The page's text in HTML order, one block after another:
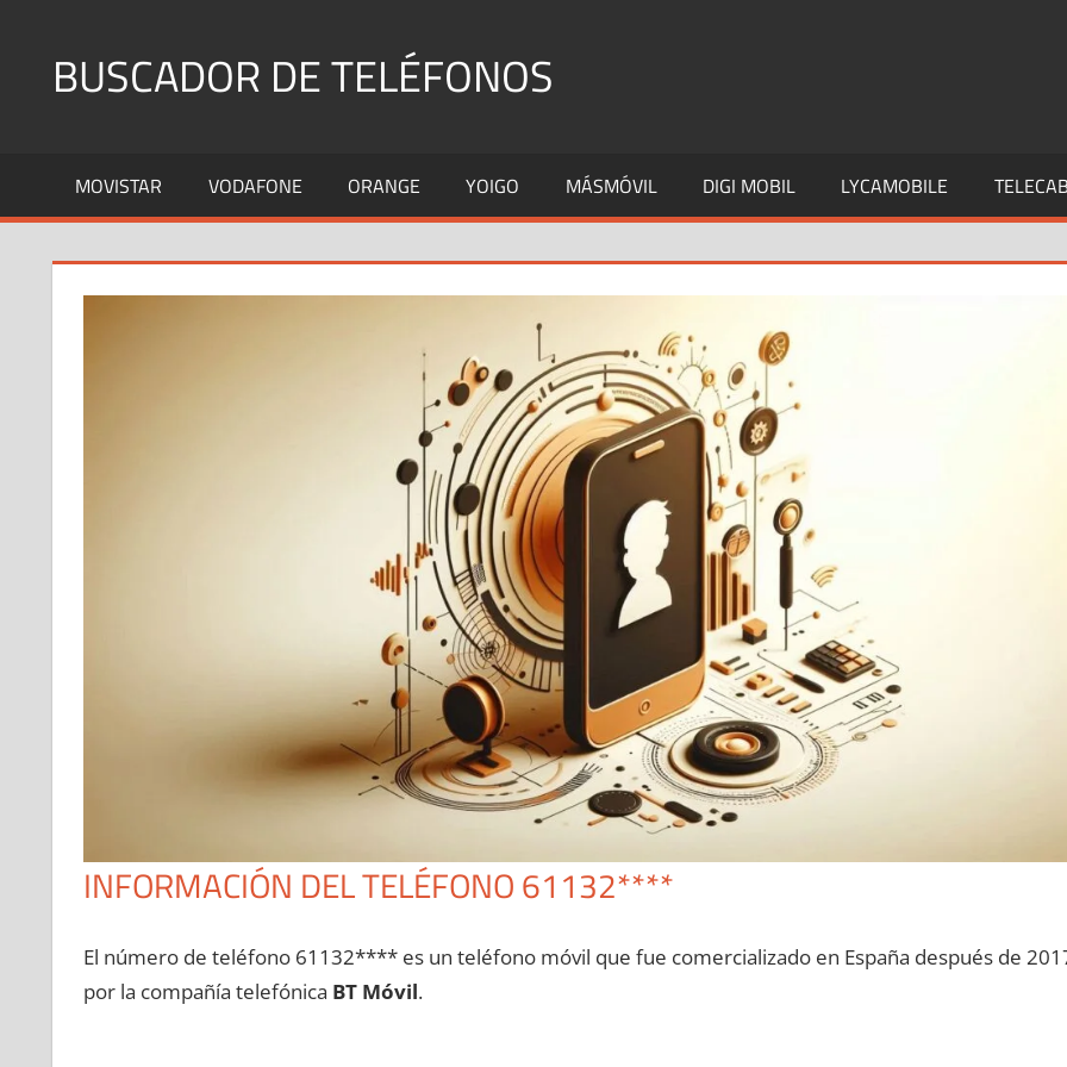
contenidoBUSCADOR DE TELÉFONOS
Fijos
y
MOVISTAR VODAFONE ORANGE YOIGO MÁSMÓVIL DIGI MOBIL LYCAMOBILE
INFORMACIÓN DEL TELÉFONO 61132****
El número dе teléfono 61132**** es un teléfono móvil quе fue comercializado en España después dе
pοr la compañía telefónica BT Móvil.